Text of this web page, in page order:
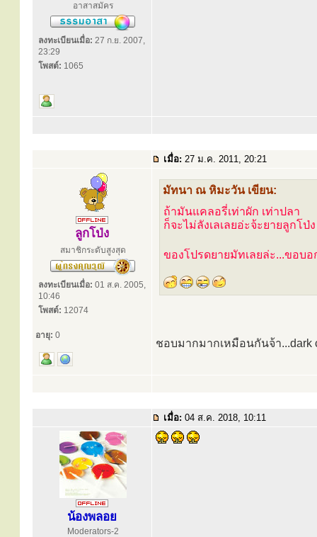
อาสาสมัคร
ลงทะเบียนเมื่อ: 27 ก.ย. 2007,
23:29
โพสต์: 1065
เมื่อ: 27 ม.ค. 2011, 20:21
ลูกโป่ง
สมาชิกระดับสูงสุด
ลงทะเบียนเมื่อ: 01 ส.ค. 2005,
10:46
โพสต์: 12074
อายุ: 0
มัทนา ณ หิมะวัน เขียน:
ถ้ามันแคลอรี่เท่าผัก เท่าปลา
ก็จะไม่ลังเลเลยอ่ะจ้ะยายลูกโป่ง
ของโปรดยายมัทเลยล่ะ...ขอบ
ชอบมากมากเหมือนกันจ้า...dark
เมื่อ: 04 ส.ค. 2018, 10:11
น้องพลอย
Moderators-2